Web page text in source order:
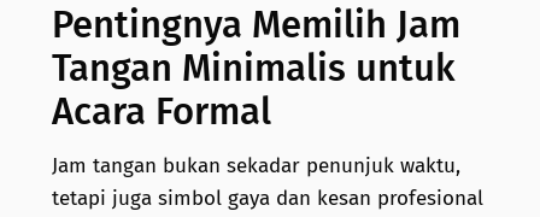
Pentingnya Memilih Jam
Tangan Minimalis untuk
Acara Formal
Jam tangan bukan sekadar penunjuk waktu,
tetapi juga simbol gaya dan kesan profesional